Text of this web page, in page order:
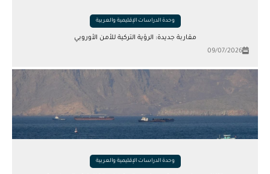
وحدة الدراسات الإقليمية والعربية
مقاربة جديدة: الرؤية التركية للأمن الأوروبي
09/07/2026
وحدة الدراسات الإقليمية والعربية